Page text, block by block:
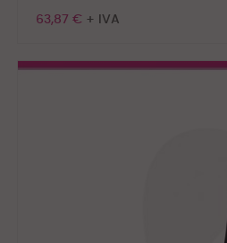
63,87 € + IVA